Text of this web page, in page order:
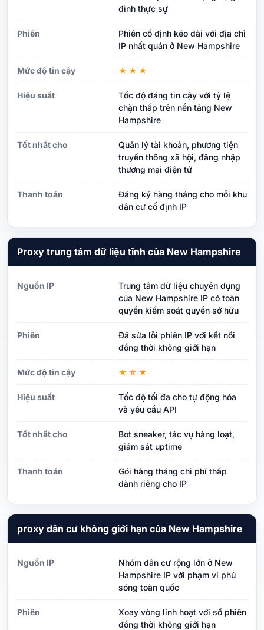
đình thực sự
Phiên
Phiên cố định kéo dài với địa chỉ
IP nhất quán ở New Hampshire
Mức độ tin cậy ★★★
Hiệu suất
Tốc độ đáng tin cậy với tỷ lệ
chặn thấp trên nền tảng New
Hampshire
Tốt nhất cho
Quản lý tài khoản, phương tiện
truyền thông xã hội, đăng nhập
thương mại điện tử
Thanh toán
Đăng ký hàng tháng cho mỗi khu
dân cư cố định IP
Proxy trung tâm dữ liệu tĩnh của New Hampshire
Nguồn IP
Trung tâm dữ liệu chuyên dụng
của New Hampshire IP có toàn
quyền kiểm soát quyền sở hữu
Phiên
Đã sửa lỗi phiên IP với kết nối
đồng thời không giới hạn
Mức độ tin cậy ★☆★
Hiệu suất
Tốc độ tối đa cho tự động hóa
và yêu cầu API
Tốt nhất cho
Bot sneaker, tác vụ hàng loạt,
giám sát uptime
Thanh toán
Gói hàng tháng chi phí thấp
dành riêng cho IP
proxy dân cư không giới hạn của New Hampshire
Nguồn IP
Nhóm dân cư rộng lớn ở New
Hampshire IP với phạm vi phủ
sóng toàn quốc
Phiên
Xoay vòng linh hoạt với số phiên
đồng thời không giới hạn